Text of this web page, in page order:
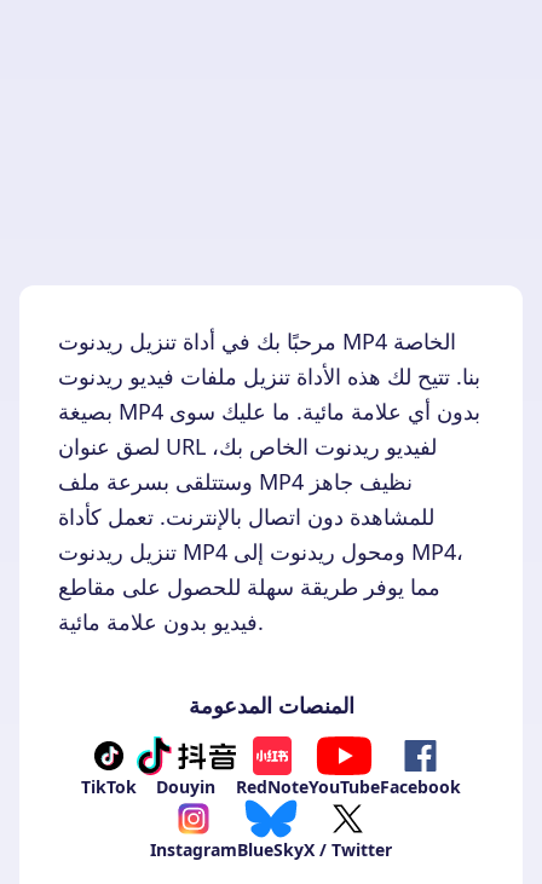
مرحبًا بك في أداة تنزيل ريدنوت MP4 الخاصة
بنا. تتيح لك هذه الأداة تنزيل ملفات فيديو ريدنوت
بصيغة MP4 بدون أي علامة مائية. ما عليك سوى
لصق عنوان URL لفيديو ريدنوت الخاص بك،
وستتلقى بسرعة ملف MP4 نظيف جاهز
للمشاهدة دون اتصال بالإنترنت. تعمل كأداة
تنزيل ريدنوت MP4 ومحول ريدنوت إلى MP4،
مما يوفر طريقة سهلة للحصول على مقاطع
فيديو بدون علامة مائية.
المنصات المدعومة
TikTok Douyin RedNoteYouTubeFacebook
InstagramBlueSkyX / Twitter